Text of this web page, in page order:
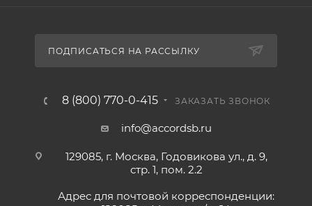
ПОДПИСАТЬСЯ НА РАССЫЛКУ
8 (800) 770-0-415 ЗАКАЗАТЬ ЗВОНОК
info@accordsb.ru
129085, г. Москва, Годовикова ул., д. 9,
стр. 1, пом. 2.2
Адрес для почтовой корреспонденции: